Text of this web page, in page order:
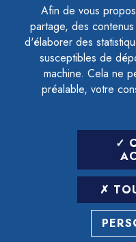
Afin de vous
partage, des
d'élaborer des
susceptibles de
machine. Cela ne
préalable, votre
ACCESSIBILITÉ -
CONTACTER LE
LETTRE
SAISIR
POUR
ARCHIVES